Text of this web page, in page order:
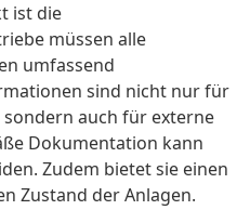
ist die
müssen alle
umfassend
sind nicht nur für
auch für externe
Dokumentation kann
Zudem bietet sie einen
Zustand der Anlagen.